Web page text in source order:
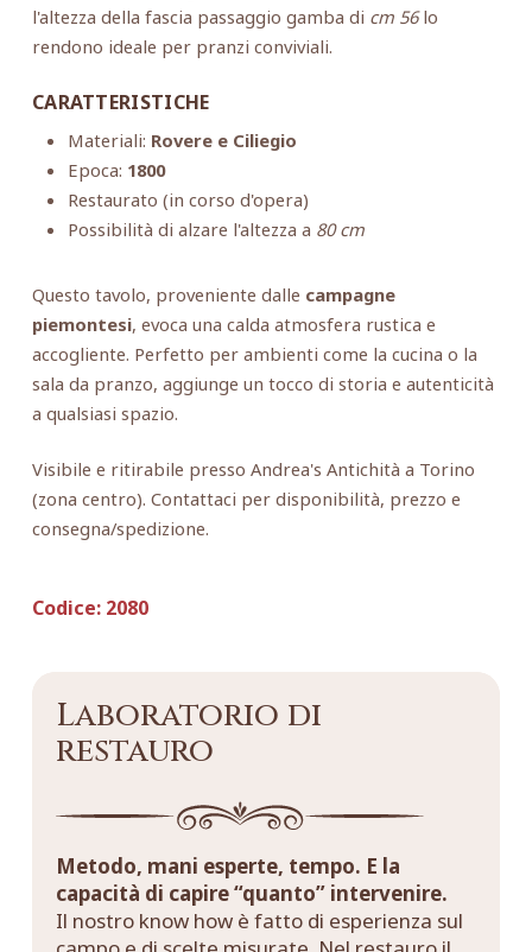
l'altezza della fascia passaggio gamba di cm 56lo
rendono ideale per pranzi conviviali.
CARATTERISTICHE
Materiali: Rovere e Ciliegio
Epoca: 1800
Restaurato (in corso d'opera)
Possibilità di alzare l'altezza a 80 cm
Questo tavolo, proveniente dalle campagne
piemontesi, evoca una calda atmosfera rustica e
accogliente. Perfetto per ambienti come la cucina o la
sala da pranzo, aggiunge un tocco di storia e autenticità
a qualsiasi spazio.
Visibile e ritirabile presso Andrea's Antichità a Torino
(zona centro). Contattaci per disponibilità, prezzo e
consegna/spedizione.
Codice:2080
Laboratorio di
restauro
Metodo, mani esperte, tempo. E la
capacità di capire “quanto” intervenire.
Il nostro know how è fatto di esperienza sul